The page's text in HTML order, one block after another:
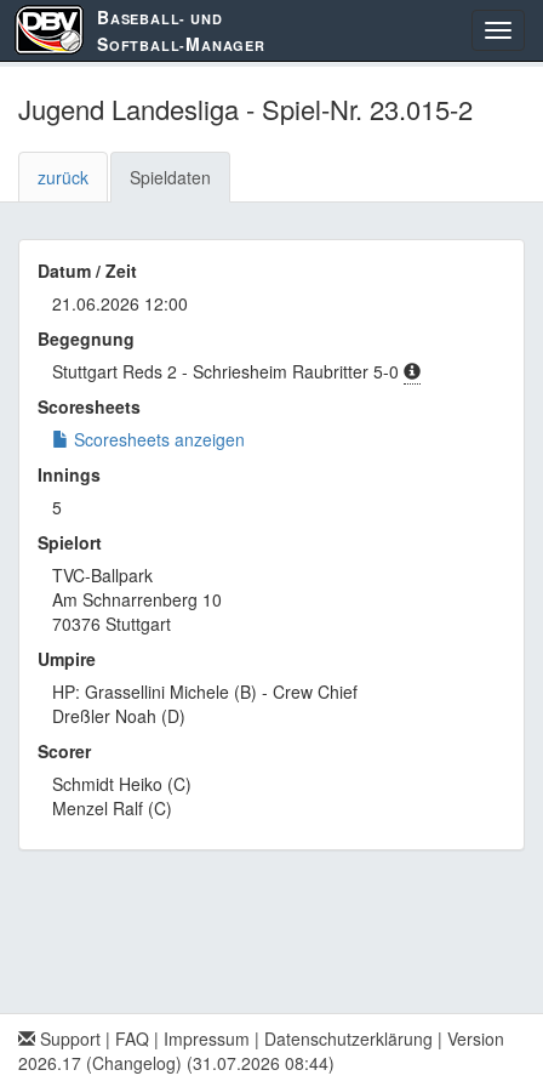
BASEBALL- UND
SOFTBALL-MANAGER
Jugend Landesliga - Spiel-Nr. 23.015-2
zurück Spieldaten
Datum / Zeit
21.06.2026 12:00
Begegnung
Stuttgart Reds 2 - Schriesheim Raubritter 5-0
Scoresheets
Scoresheets anzeigen
Innings
5
Spielort
TVC-Ballpark
Am Schnarrenberg 10
70376 Stuttgart
Umpire
HP: Grassellini Michele (B) - Crew Chief
Dreßler Noah (D)
Scorer
Schmidt Heiko (C)
Menzel Ralf (C)
Support | FAQ | Impressum | Datenschutzerklärung | Version
2026.17 (Changelog) (31.07.2026 08:44)